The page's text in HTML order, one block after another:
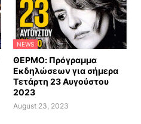
NEWS
ΘΕΡΜΟ: Πρόγραμμα
Εκδηλώσεων για σήμερα
Τετάρτη 23 Αυγούστου
2023
August 23, 2023